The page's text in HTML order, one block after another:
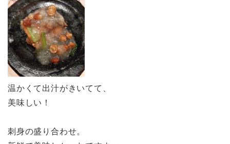
温かくて出汁がきいてて、
美味しい！
刺身の盛り合わせ。